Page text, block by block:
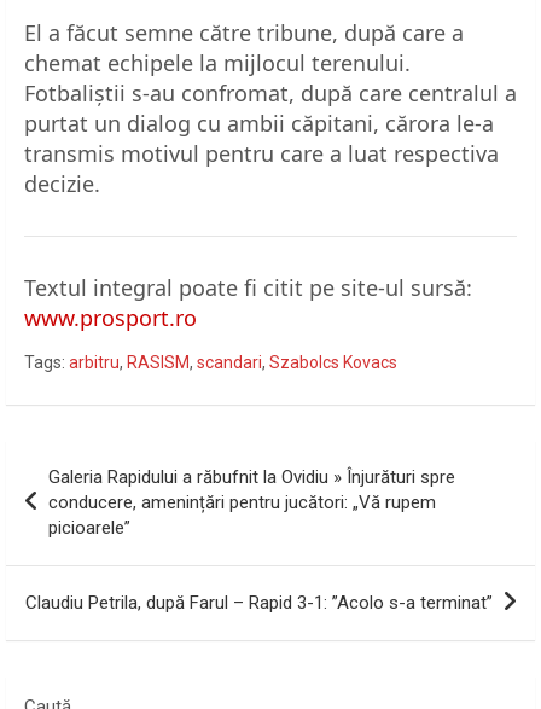
El a făcut semne către tribune, după care a
chemat echipele la mijlocul terenului.
Fotbaliștii s-au confromat, după care centralul a
purtat un dialog cu ambii căpitani, cărora le-a
transmis motivul pentru care a luat respectiva
decizie.
Textul integral poate fi citit pe site-ul sursă:
www.prosport.ro
Tags: arbitru, RASISM, scandari, Szabolcs Kovacs
în
articole
Galeria Rapidului a răbufnit la Ovidiu » Înjurături spre
conducere, amenințări pentru jucători: „Vă rupem
picioarele”
Claudiu Petrila, după Farul – Rapid 3-1: ”Acolo s-a terminat”